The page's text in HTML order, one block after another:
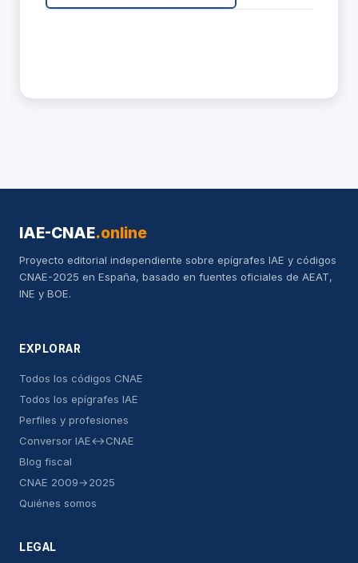
IAE-CNAE.online
Proyecto editorial independiente sobre epígrafes IAE y códigos
CNAE-2025 en España, basado en fuentes oficiales de AEAT,
INE y BOE.
EXPLORAR
Todos los códigos CNAE
Todos los epígrafes IAE
Perfiles y profesiones
Conversor IAE↔CNAE
Blog fiscal
CNAE 2009→2025
Quiénes somos
LEGAL